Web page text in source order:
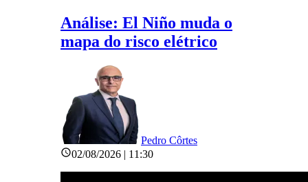
Análise: El Niño muda o
mapa do risco elétrico
Pedro Côrtes
02/08/2026 | 11:30